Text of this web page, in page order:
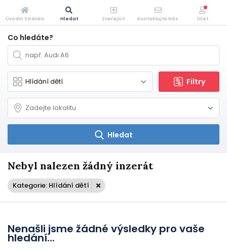
Co hledáte?
Filtry
Hledat
Nebyl nalezen žádný inzerát
Kategorie: Hlídání dětí
Nenašli jsme žádné výsledky pro vaše
hledání...
Úvodní Stránka Hledat Zveřejnit Kontaktujte Nás Účet